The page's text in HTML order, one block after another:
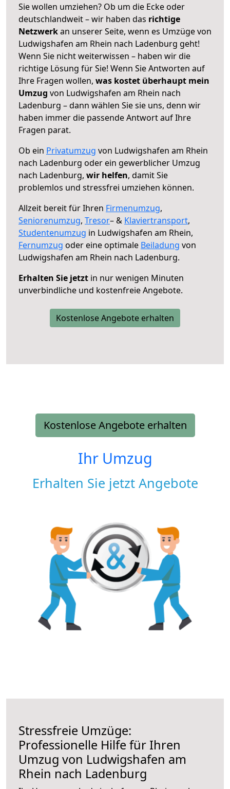
Sie wollen umziehen? Ob um die Ecke oder
deutschlandweit – wir haben das richtige
Netzwerkan unserer Seite, wenn es Umzüge von
Ludwigshafen am Rhein nach Ladenburg geht!
Wenn Sie nicht weiterwissen – haben wir die
richtige Lösung für Sie! Wenn Sie Antworten auf
Ihre Fragen wollen, was kostet überhaupt mein
Umzug von Ludwigshafen am Rhein nach
Ladenburg – dann wählen Sie sie uns, denn wir
haben immer die passende Antwort auf Ihre
Fragen parat.
Ob ein Privatumzug von Ludwigshafen am Rhein
nach Ladenburg oder ein gewerblicher Umzug
nach Ladenburg, wir helfen, damit Sie
problemlos und stressfrei umziehen können.
Allzeit bereit für Ihren Firmenumzug,
Seniorenumzug, Tresor– & Klaviertransport,
Studentenumzug in Ludwigshafen am Rhein,
Fernumzug oder eine optimale Beiladung von
Ludwigshafen am Rhein nach Ladenburg.
Erhalten Sie jetzt in nur wenigen Minuten
unverbindliche und kostenfreie Angebote.
Kostenlose Angebote erhalten
Kostenlose Angebote erhalten
Ihr Umzug
Erhalten Sie jetzt Angebote
Stressfreie Umzüge:
Professionelle Hilfe für Ihren
Umzug von Ludwigshafen am
Rhein nach Ladenburg